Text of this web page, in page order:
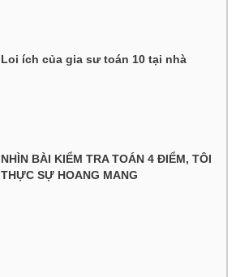
Loi ích của gia sư toán 10 tại nhà
NHÌN BÀI KIỂM TRA TOÁN 4 ĐIỂM, TÔI
THỰC SỰ HOANG MANG